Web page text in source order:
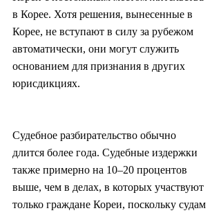
в Корее. Хотя решения, вынесенные в
Корее, не вступают в силу за рубежом
автоматически, они могут служить
основанием для признания в других
юрисдикциях.
Судебное разбирательство обычно
длится более года. Судебные издержки
также примерно на 10–20 процентов
выше, чем в делах, в которых участвуют
только граждане Кореи, поскольку судам